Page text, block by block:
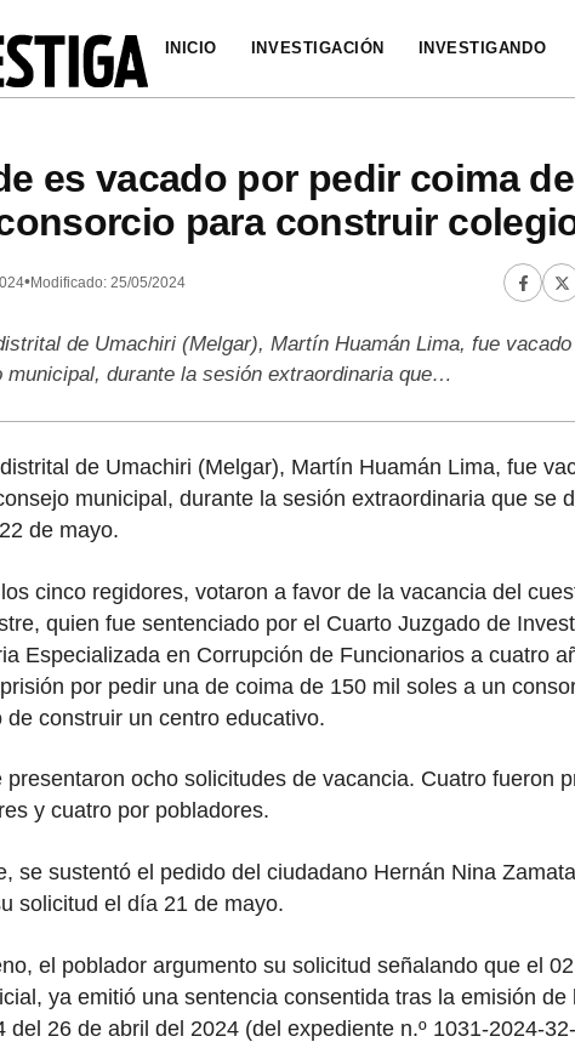
INICIO INVESTIGACIÓN INVESTIGANDO
es vacado por pedir coima
para construir
•Modificado: 25/05/2024
de Umachiri (Melgar), Martín Huamán Lima, fue
municipal, durante la sesión extraordinaria que…
de Umachiri (Melgar), Martín Huamán Lima, fue
municipal, durante la sesión extraordinaria que se
de mayo.
cinco regidores, votaron a favor de la vacancia del
quien fue sentenciado por el Cuarto Juzgado de
Especializada en Corrupción de Funcionarios a cuatro
por pedir una de coima de 150 mil soles a un
de construir un centro educativo.
presentaron ocho solicitudes de vacancia. Cuatro fueron
y cuatro por pobladores.
se sustentó el pedido del ciudadano Hernán Nina
solicitud el día 21 de mayo.
el poblador argumento su solicitud señalando que el
ya emitió una sentencia consentida tras la emisión de
del 26 de abril del 2024 (del expediente n.º 1031-2024-